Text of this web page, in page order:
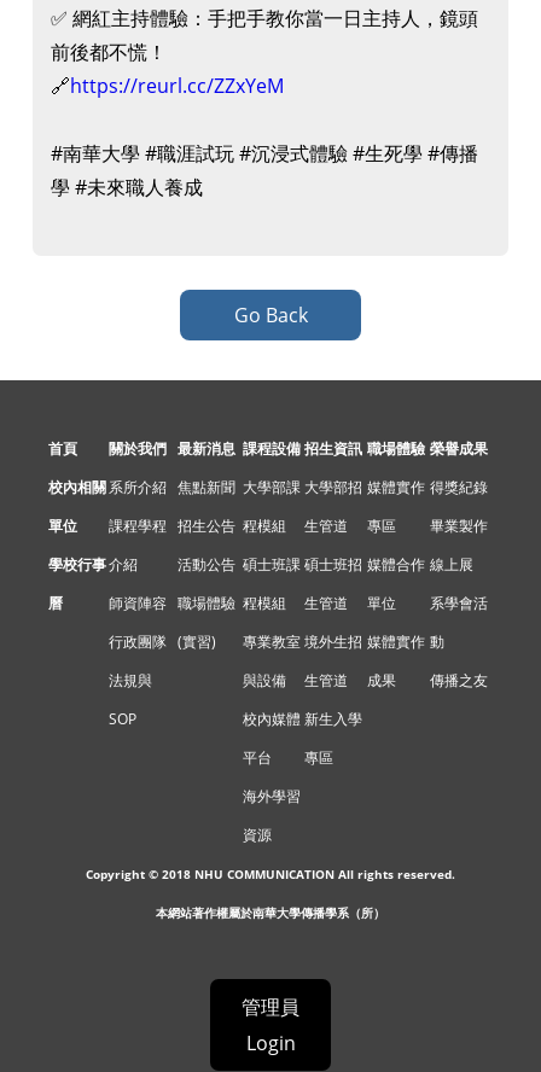
✅ 網紅主持體驗：手把手教你當一日主持人，鏡頭
前後都不慌！
🔗https://reurl.cc/ZZxYeM
#南華大學 #職涯試玩 #沉浸式體驗 #生死學 #傳播
學 #未來職人養成
Go Back
首頁
校內相關
單位
學校行事
曆
關於我們
系所介紹
課程學程
介紹
師資陣容
行政團隊
法規與
SOP
最新消息
焦點新聞
招生公告
活動公告
職場體驗
(實習)
課程設備
大學部課
程模組
碩士班課
程模組
專業教室
與設備
校內媒體
平台
海外學習
資源
招生資訊
大學部招
生管道
碩士班招
生管道
境外生招
生管道
新生入學
專區
職場體驗
媒體實作
專區
媒體合作
單位
媒體實作
成果
榮譽成果
得獎紀錄
畢業製作
線上展
系學會活
動
傳播之友
Copyright © 2018 NHU COMMUNICATION All rights reserved.
本網站著作權屬於南華大學傳播學系（所）
管理員
Login